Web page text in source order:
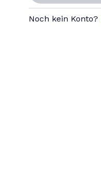
Noch kein Konto?